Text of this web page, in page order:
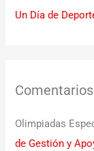
Un Día de
Olimpiadas
de Gestión y